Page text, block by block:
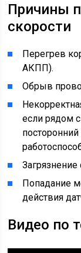
Причины
скорости
Перегрев
АКПП).
Обрыв
если рядом
Попадание
действия
Видео по